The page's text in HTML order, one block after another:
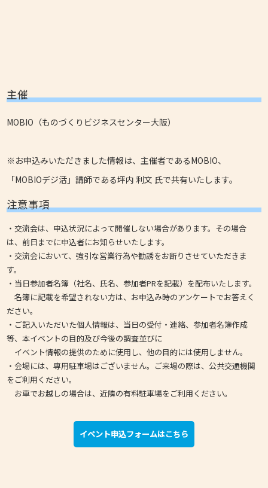
主催
MOBIO（ものづくりビジネスセンター大阪）
※お申込みいただきました情報は、主催者であるMOBIO、
「MOBIOデジ活」講師である坪内 利文 氏で共有いたします。
注意事項
・交流会は、申込状況によって開催しない場合があります。その場合
は、前日までに申込者にお知らせいたします。
・交流会において、強引な営業行為や勧誘をお断りさせていただきま
す。
・当日参加者名簿（社名、氏名、参加者PRを記載）を配布いたします。
名簿に記載を希望されない方は、お申込み時のアンケートでお答えく
ださい。
・ご記入いただいた個人情報は、当日の受付・連絡、参加者名簿作成
等、本イベントの目的及び今後の調査並びに
イベント情報の提供のために使用し、他の目的には使用しません。
・会場には、専用駐車場はございません。ご来場の際は、公共交通機関
をご利用ください。
お車でお越しの場合は、近隣の有料駐車場をご利用ください。
イベント申込フォームはこちら